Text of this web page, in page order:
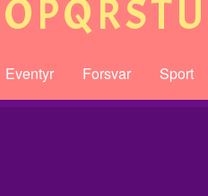
OPQRSTU
Eventyr Forsvar Sport